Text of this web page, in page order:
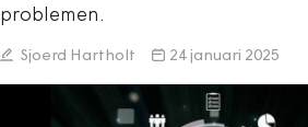
problemen.
Sjoerd Hartholt 24 januari 2025